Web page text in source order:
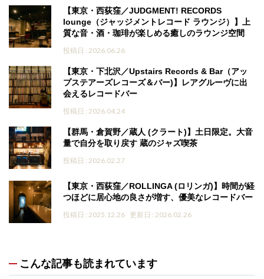
【東京・西荻窪／JUDGMENT! RECORDS
lounge（ジャッジメントレコード ラウンジ）】上
質な音・酒・珈琲が楽しめる癒しのラウンジ空間
投稿日 : 2026.06.26
【東京・下北沢／Upstairs Records & Bar（アッ
プステアーズレコーズ＆バー)】レアグルーヴに出
会えるレコードバー
投稿日 : 2026.04.24
【群馬・倉賀野／蔵人 (クラート)】土日限定。大音
量で自分を取り戻す 蔵のジャズ喫茶
投稿日 : 2026.02.27
【東京・西荻窪／ROLLINGA (ロリンガ)】時間が経
つほどに居心地の良さが増す、優美なレコードバー
投稿日 : 2025.12.26 更新日 : 2026.02.26
こんな記事も読まれています